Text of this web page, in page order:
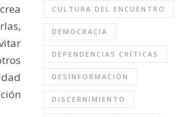
CULTURA DEL ENCUENTRO
DEMOCRACIA
DEPENDENCIAS CRÍTICAS
DESINFORMACIÓN
DISCERNIMIENTO